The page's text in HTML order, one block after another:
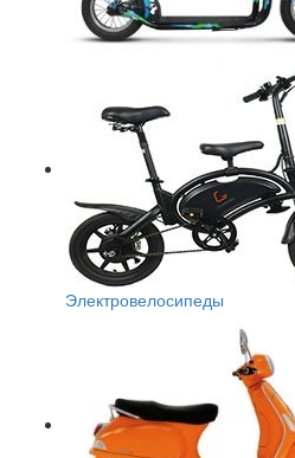
Электровелосипеды